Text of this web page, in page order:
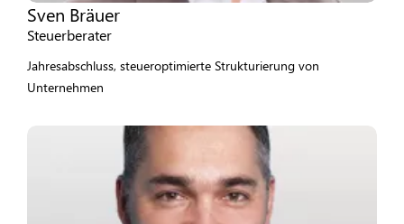
Sven Bräuer
Steuerberater
Jahresabschluss, steueroptimierte Strukturierung von
Unternehmen